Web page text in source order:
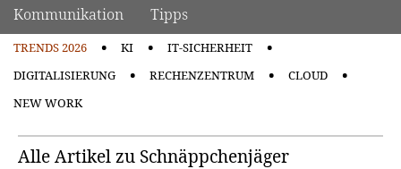
Kommunikation
Tipps
TRENDS 2026 KI
IT-SICHERHEIT
DIGITALISIERUNG
RECHENZENTRUM
CLOUD
NEW WORK
Alle Artikel zu Schnäppchenjäger